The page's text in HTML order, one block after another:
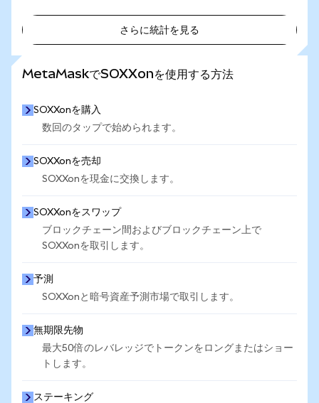
さらに統計を見る
MetaMaskでSOXXonを使用する方法
SOXXonを購入
数回のタップで始められます。
SOXXonを売却
SOXXonを現金に交換します。
SOXXonをスワップ
ブロックチェーン間およびブロックチェーン上で
SOXXonを取引します。
予測
SOXXonと暗号資産予測市場で取引します。
無期限先物
最大50倍のレバレッジでトークンをロングまたはショー
トします。
ステーキング